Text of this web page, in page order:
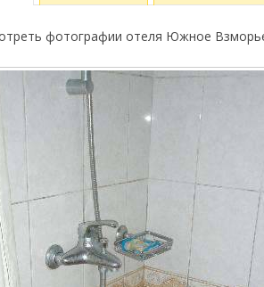
фотографии отеля Южное